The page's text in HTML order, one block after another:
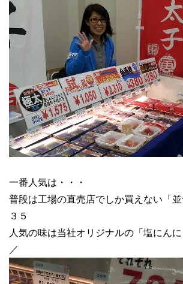
一番人気は・・・
普段は工場の直売店でしか買えない「
３５
人気の味は当社オリジナルの「塩にん
／